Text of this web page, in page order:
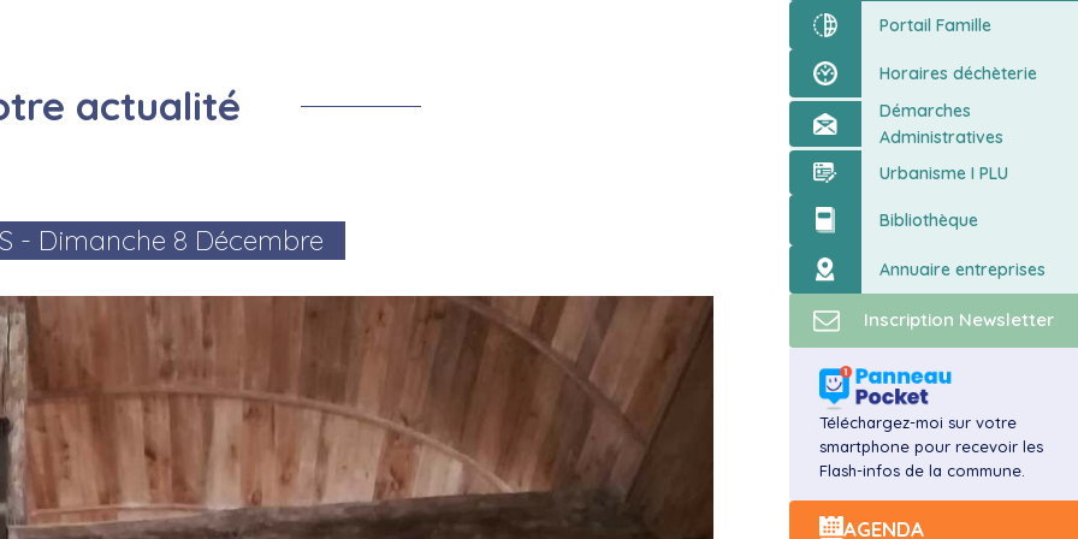
Portail Famille
Horaires déchèterie
Démarches
Administratives
Urbanisme I PLU
Bibliothèque
Annuaire entreprises
Inscription Newsletter
Téléchargez-moi sur votre
smartphone pour recevoir les
Flash-infos de la commune.
AGENDA
actualité
- Dimanche 8 Décembre